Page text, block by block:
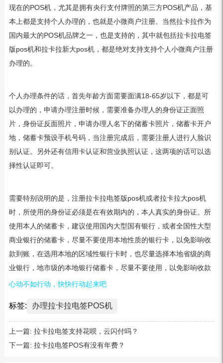
现在的POS机，尤其是拥有央行支付牌照的第三方POS机产品，基
本上都是支持个人办理的，也就是小微商户注册。当然拉卡拉作为
国内最大的POS机品牌之一，也是支持的，其中就包括拉卡拉电签
版pos机和拉卡拉新大pos机，都是绝对支持支持个人小微商户注册
办理的。
个人办理条件的话，首先年龄方面需要面满18-65岁以下，都是可
以办理的，申请办理注册时候，需要准备办理人的身份证正面照
片，身份证反面照片，申请办理人名下的储蓄卡照片，储蓄卡开户
地，储蓄卡预设手机号码，当注册完成后，需要注册人进行人脸识
别认证。另外还有信用卡认证和营业执照认证，这两项的话可以选
择性认证即可。
需要特别说明的是，注册拉卡拉电签版pos机或者拉卡拉大pos机
时，所使用的身份证必须是在有效期内的，本人真实的身份证。所
使用本人的储蓄卡，建议使用国内大型国有银行，或者全国性大型
商业银行的储蓄卡，尽量不要使用本地性质的银行卡，以免影响收
款到账，在选用本地的区域性银行卡时，也尽量选择本地省级的商
业银行，地市级的本地银行储蓄卡，尽量不要使用，以免影响收款
心动不如行动，快快行动起来吧
标签: 办理拉卡拉电签POS机
上一篇: 拉卡拉电签支持花呗，云闪付吗？
下一篇: 拉卡拉电签POS有没有年费？